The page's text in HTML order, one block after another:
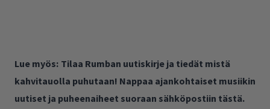
Lue myös: Tilaa Rumban uutiskirje ja tiedät mistä
kahvitauolla puhutaan! Nappaa ajankohtaiset musiikin
uutiset ja puheenaiheet suoraan sähköpostiin tästä.